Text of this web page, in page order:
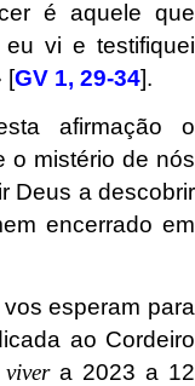
é aquele que
vi e testifiquei
[GV 1, 29-34].
afirmação o
o mistério de nós
Deus a descobrir
encerrado em
vos esperam para
ao Cordeiro
viver a 2023 a 12